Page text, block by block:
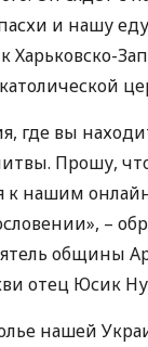
и нашу
где вы
Прошу,
к нашим
–
общины
отец Юсик
нашей